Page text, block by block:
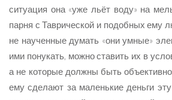
ситуация она «уже льёт воду» на
парня с Таврической и подобных ему
не наученные думать «они умные»
ими понукать, можно ставить их в
а не которые должны быть
ему сделают за маленькие деньги